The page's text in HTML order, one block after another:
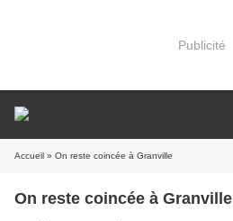
Publicité
Accueil » On reste coincée à Granville
On reste coincée à Granville